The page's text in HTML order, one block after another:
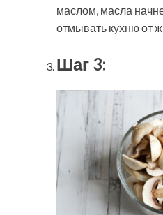
маслом, масла
отмывать кухню от
Шаг 3: